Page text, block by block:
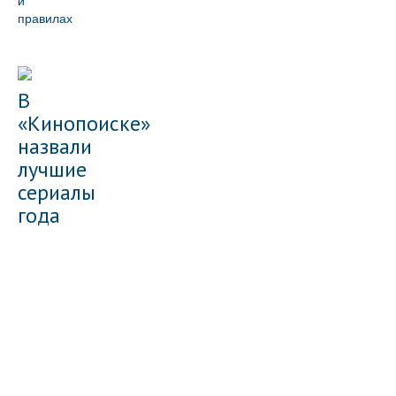
правилах
В
«Кинопоиске»
назвали
лучшие
сериалы
года